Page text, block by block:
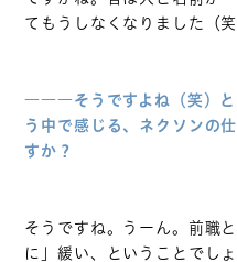
てもうしなくなりました（笑
―――そうですよね（笑）と
う中で感じる、ネクソンの
すか？
そうですね。うーん。前職
に」緩い、ということでし